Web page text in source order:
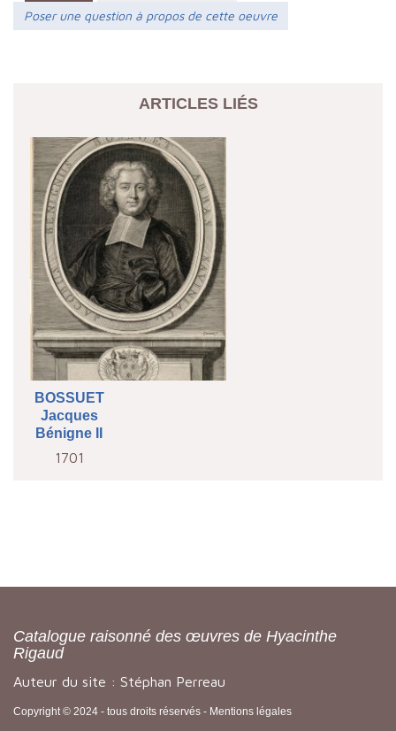
Poser une question à propos de cette oeuvre
ARTICLES LIÉS
BOSSUET
Jacques
Bénigne II
1701
Catalogue raisonné des œuvres de Hyacinthe
Rigaud
Auteur du site : Stéphan Perreau
Copyright © 2024 - tous droits réservés - Mentions légales